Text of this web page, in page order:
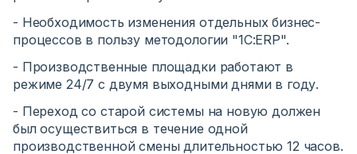
- Необходимость изменения отдельных бизнес-
процессов в пользу методологии "1С:ERP".
- Производственные площадки работают в
режиме 24/7 с двумя выходными днями в году.
- Переход со старой системы на новую должен
был осуществиться в течение одной
производственной смены длительностью 12 часов.